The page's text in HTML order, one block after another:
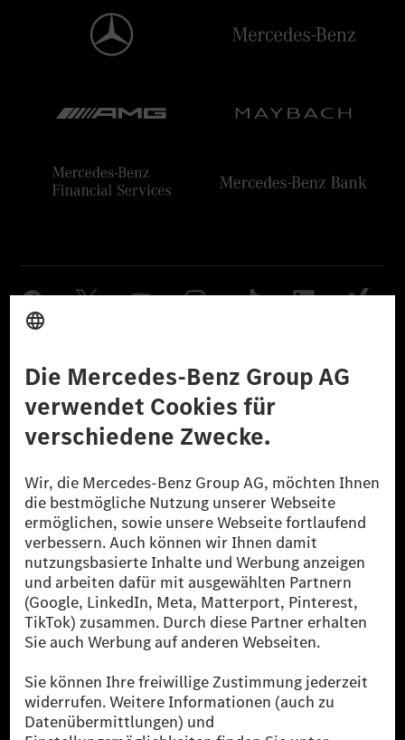
Datenschutz Lizenzhinweise Dritter Barrierefreiheit
© 2026 Mercedes-Benz Group AG. Alle Rechte vorbehalten.
[1] Bilanziell CO₂-neutral bedeutet, dass nicht vermiedene oder nicht
reduzierte CO₂-Emissionen bei der Mercedes-Benz Group durch
zertifizierte Ausgleichsprojekte kompensiert werden.
[2] Renewable Charging ist ein integraler Bestandteil von MB.CHARGE
Public in Europa, den USA, Kanada und China. Sofern an der jeweiligen
Ladestation noch kein Strom aus erneuerbaren Energien vorliegt,
verwendet Renewable Charging Grünstromzertifikate*. Diese stellen
sicher, dass für Ladevorgänge über MB.CHARGE Public eine äquivalente
Strommenge aus erneuerbaren Energien ins Stromnetz eingespeist wird.
als sechs Jahre sind.
* Inkl. EKOenergy Ökolabel
* Die angegebenen Werte wurden nach dem vorgeschriebenen
Messverfahren WLTP (Worldwide harmonised Light vehicles Test